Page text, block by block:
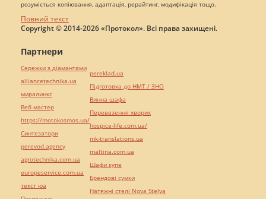
розуміється копіювання, адаптація, рерайтинг, модифікація тощо.
Повний текст
Copyright © 2014-2026 «Протокол». Всі права захищені.
Партнери
Сережки з діамантами
alliancetechnika.ua
миралинкс
Веб мастер
https://motokosmos.ua/
Синтезатори
perevod.agency
agrotechnika.com.ua
europeservice.com.ua
текст юа
pereklad.ua
Підготовка до НМТ / ЗНО
Винна шафа
Перевезення хворих
hospice-life.com.ua/
mk-translations.ua
maltina.com.ua
Шафи купе
Брендові сумки
Натяжні стелі Nova Stelya